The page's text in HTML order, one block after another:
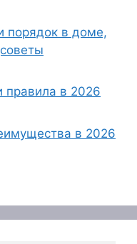
порядок в доме,
правила в 2026
в 2026